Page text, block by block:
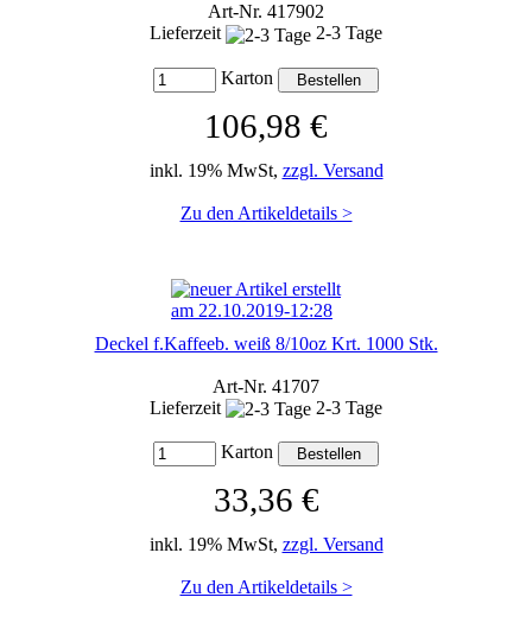
Art-Nr. 417902
Lieferzeit
2-3 Tage
Karton
106,98 €
inkl. 19% MwSt, zzgl. Versand
Zu den Artikeldetails >
Deckel f.Kaffeeb. weiß 8/10oz Krt. 1000 Stk.
Art-Nr. 41707
Lieferzeit
2-3 Tage
Karton
33,36 €
inkl. 19% MwSt, zzgl. Versand
Zu den Artikeldetails >